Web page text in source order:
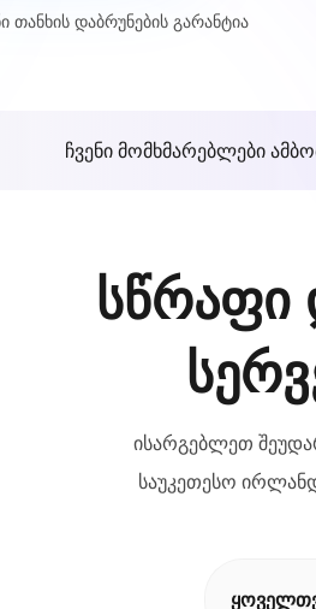
თანხის დაბრუნების გარანტია
ჩვენი მომხმარებლები
ისარგებლეთ
საუკეთესო